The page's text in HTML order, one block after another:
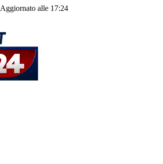
Aggiornato alle 17:24